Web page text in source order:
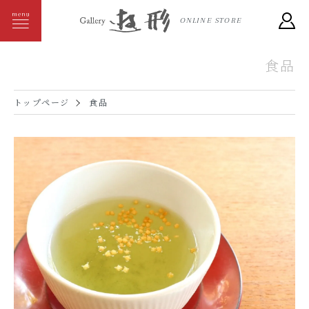
ONLINE STORE
食品
トップページ 食品